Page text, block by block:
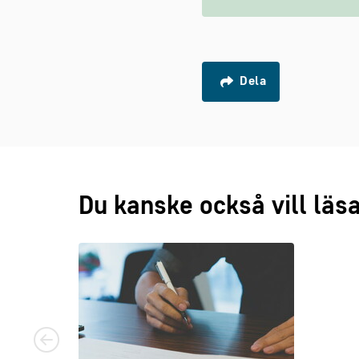
Dela
Du kanske också vill